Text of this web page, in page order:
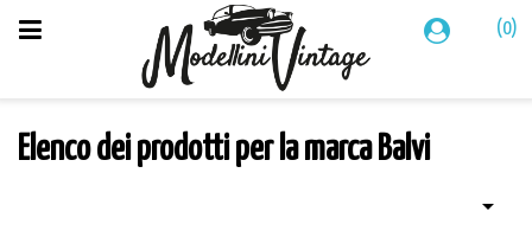
(0)
Elenco dei prodotti per la marca Balvi
